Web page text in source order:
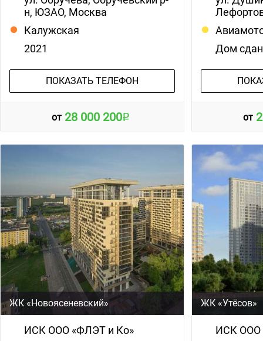
н, ЮЗАО, Москва
Калужская
2021
ПОКАЗАТЬ ТЕЛЕФОН
от 28 000 200
Дом сдан
от
ЖК «Новоясеневский»
ИСК ООО «ФЛЭТ и Ко»
ЖК «Утёсов»
ИСК ООО